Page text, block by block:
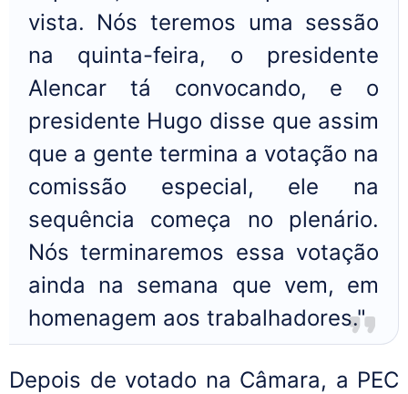
vista. Nós teremos uma sessão
na quinta-feira, o presidente
Alencar tá convocando, e o
presidente Hugo disse que assim
que a gente termina a votação na
comissão especial, ele na
sequência começa no plenário.
Nós terminaremos essa votação
ainda na semana que vem, em
homenagem aos trabalhadores."
Depois de votado na Câmara, a PEC